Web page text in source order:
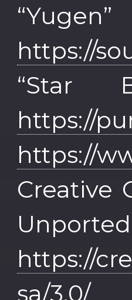
https://
“Star
https://
https://
Creative
https://
sa/3.0/